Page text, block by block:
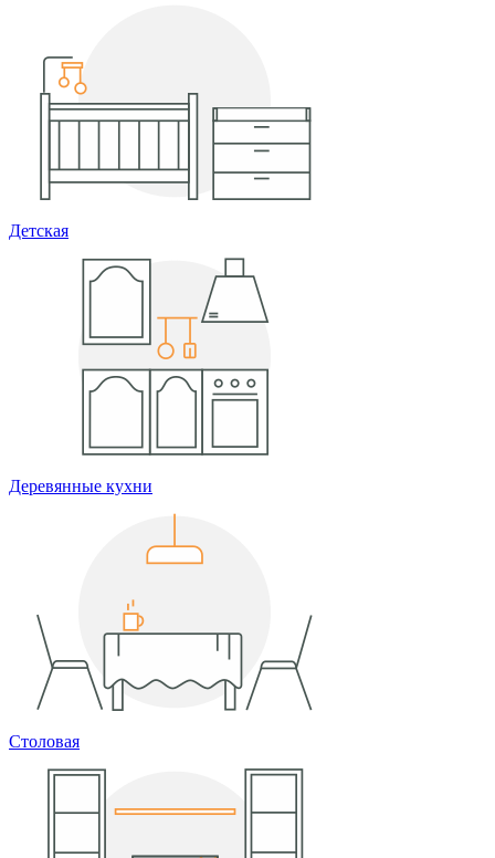
Детская
Деревянные кухни
Столовая